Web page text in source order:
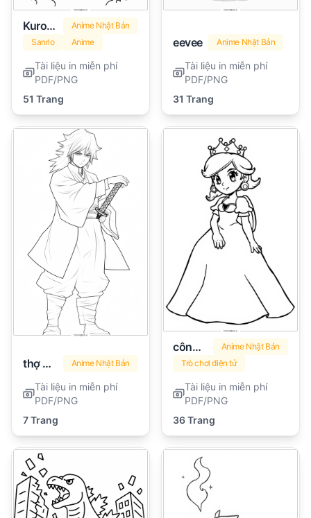
Kuromi
Anime Nhật Bản
Sanrio
Anime
Tài liệu in miễn phí
PDF/PNG
51 Trang
eevee Anime Nhật Bản
Tài liệu in miễn phí
PDF/PNG
31 Trang
thợ săn quỷ Anime Nhật Bản
Tài liệu in miễn phí
PDF/PNG
7 Trang
công chúa peach
Anime Nhật Bản
Trò chơi điện tử
Tài liệu in miễn phí
PDF/PNG
36 Trang